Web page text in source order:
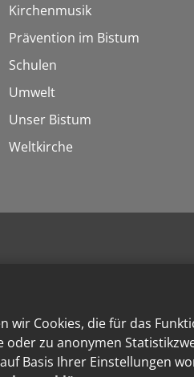
Cookies, die für das
zu anonymen
Basis Ihrer Einstellungen
Kirchenmusik
Prävention im Bistum
Schulen
Umwelt
Unser Bistum
Weltkirche